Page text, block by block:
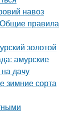
навоз
Общие правила
золотой
амурские
дачу
зимние сорта